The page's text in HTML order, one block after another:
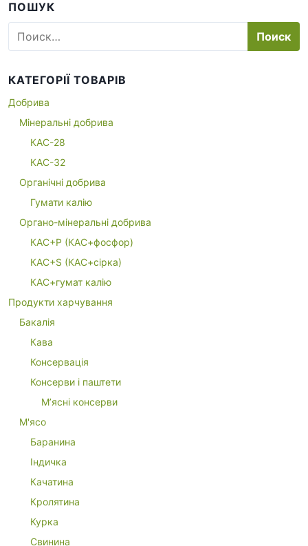
ПОШУК
и
:
КАТЕГОРІЇ ТОВАРІВ
Добрива
Мінеральні добрива
КАС-28
КАС-32
Органічні добрива
Гумати калію
Органо-мінеральні добрива
КАС+P (КАС+фосфор)
КАС+S (КАС+сірка)
КАС+гумат калію
Продукти харчування
Бакалія
Кава
Консервація
Консерви і паштети
М’ясні консерви
М'ясо
Баранина
Індичка
Качатина
Кролятина
Курка
Свинина